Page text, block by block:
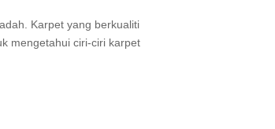
Karpet yang berkualiti
mengetahui ciri-ciri karpet